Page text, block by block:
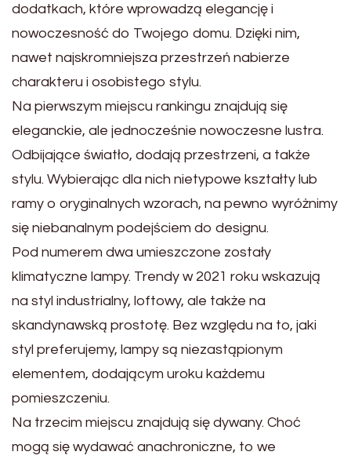
dodatkach, które wprowadzą elegancję i
nowoczesność do Twojego domu. Dzięki nim,
nawet najskromniejsza przestrzeń nabierze
charakteru i osobistego stylu.
Na pierwszym miejscu rankingu znajdują się
eleganckie, ale jednocześnie nowoczesne lustra.
Odbijające światło, dodają przestrzeni, a także
stylu. Wybierając dla nich nietypowe kształty lub
ramy o oryginalnych wzorach, na pewno wyróżnimy
się niebanalnym podejściem do designu.
Pod numerem dwa umieszczone zostały
klimatyczne lampy. Trendy w 2021 roku wskazują
na styl industrialny, loftowy, ale także na
skandynawską prostotę. Bez względu na to, jaki
styl preferujemy, lampy są niezastąpionym
elementem, dodającym uroku każdemu
pomieszczeniu.
Na trzecim miejscu znajdują się dywany. Choć
mogą się wydawać anachroniczne, to we